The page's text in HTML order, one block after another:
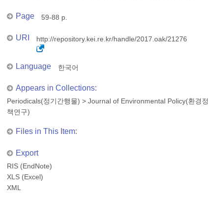
Page 59-88 p.
URI http://repository.kei.re.kr/handle/2017.oak/21276
Language 한국어
Appears in Collections:
Periodicals(정기간행물) > Journal of Environmental Policy(환경정
책연구)
Files in This Item:
Export
RIS (EndNote)
XLS (Excel)
XML